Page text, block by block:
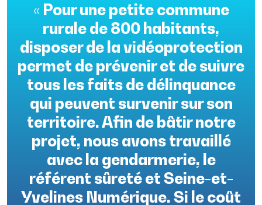
« Pour une petite commune
rurale de 800 habitants,
disposer de la vidéoprotection
permet de prévenir et de suivre
tous les faits de délinquance
qui peuvent survenir sur son
territoire. Afin de bâtir notre
projet, nous avons travaillé
avec la gendarmerie, le
référent sûreté et Seine-et-
Yvelines Numérique. Si le coût